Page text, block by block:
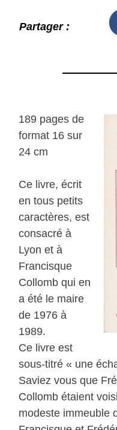
Partager :
189 pages de
format 16 sur
24 cm
Ce livre, écrit
en tous petits
caractères, est
consacré à
Lyon et à
Francisque
Collomb qui en
a été le maire
de 1976 à
1989.
Ce livre est
sous-titré « une
Saviez vous que
Collomb étaient
modeste immeuble